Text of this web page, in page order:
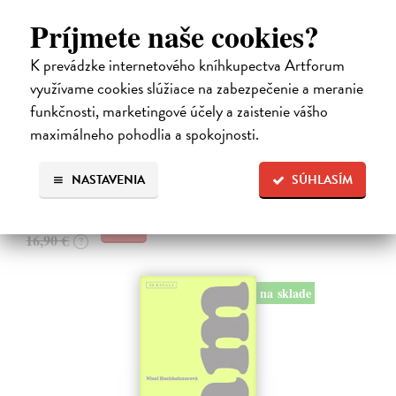
Príjmete naše cookies?
K prevádzke internetového kníhkupectva Artforum
využívame cookies slúžiace na zabezpečenie a meranie
funkčnosti, marketingové účely a zaistenie vášho
maximálneho pohodlia a spokojnosti.
SÚHLASÍM
NASTAVENIA
Kolotočárka
Wernerová Jana
| Kniha
Tam, kde sa radosť zo slobodného pohybu a dobrodružstva prelína s
pocitom vyčlenenia. Tam, kde rastie starý gaštan a okolo neho sa krúti
Na sklade ?
16,90 € ?
na sklade